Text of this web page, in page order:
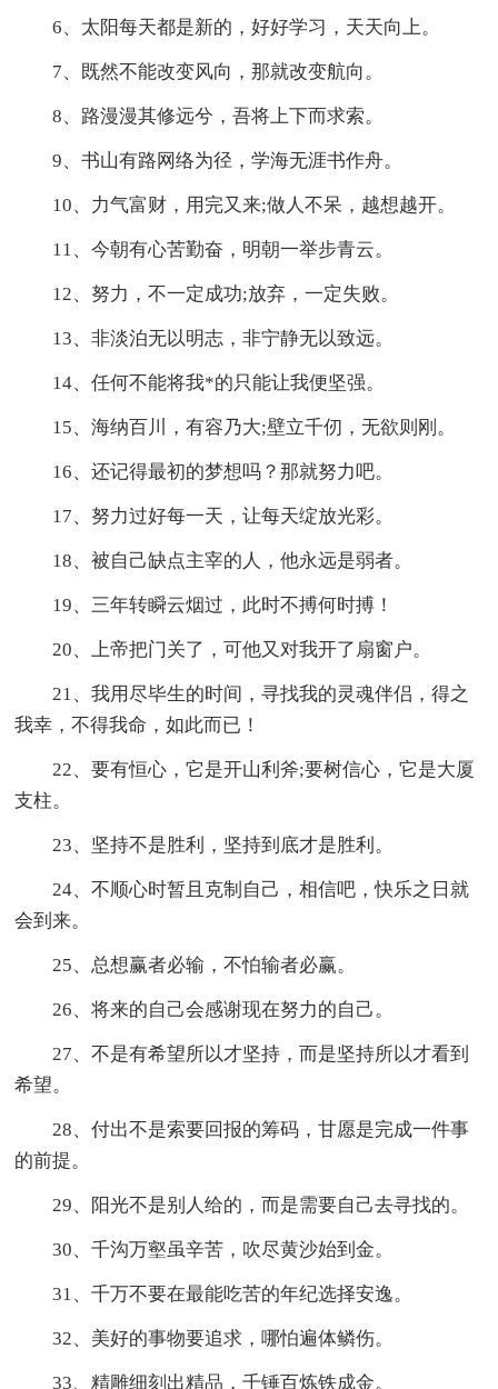
6、太阳每天都是新的，好好学习，天天向上。
7、既然不能改变风向，那就改变航向。
8、路漫漫其修远兮，吾将上下而求索。
9、书山有路网络为径，学海无涯书作舟。
10、力气富财，用完又来;做人不呆，越想越开。
11、今朝有心苦勤奋，明朝一举步青云。
12、努力，不一定成功;放弃，一定失败。
13、非淡泊无以明志，非宁静无以致远。
14、任何不能将我*的只能让我便坚强。
15、海纳百川，有容乃大;壁立千仞，无欲则刚。
16、还记得最初的梦想吗？那就努力吧。
17、努力过好每一天，让每天绽放光彩。
18、被自己缺点主宰的人，他永远是弱者。
19、三年转瞬云烟过，此时不搏何时搏！
20、上帝把门关了，可他又对我开了扇窗户。
21、我用尽毕生的时间，寻找我的灵魂伴侣，得之
我幸，不得我命，如此而已！
22、要有恒心，它是开山利斧;要树信心，它是大厦
支柱。
23、坚持不是胜利，坚持到底才是胜利。
24、不顺心时暂且克制自己，相信吧，快乐之日就
会到来。
25、总想赢者必输，不怕输者必赢。
26、将来的自己会感谢现在努力的自己。
27、不是有希望所以才坚持，而是坚持所以才看到
希望。
28、付出不是索要回报的筹码，甘愿是完成一件事
的前提。
29、阳光不是别人给的，而是需要自己去寻找的。
30、千沟万壑虽辛苦，吹尽黄沙始到金。
31、千万不要在最能吃苦的年纪选择安逸。
32、美好的事物要追求，哪怕遍体鳞伤。
33、精雕细刻出精品，千锤百炼铁成金。